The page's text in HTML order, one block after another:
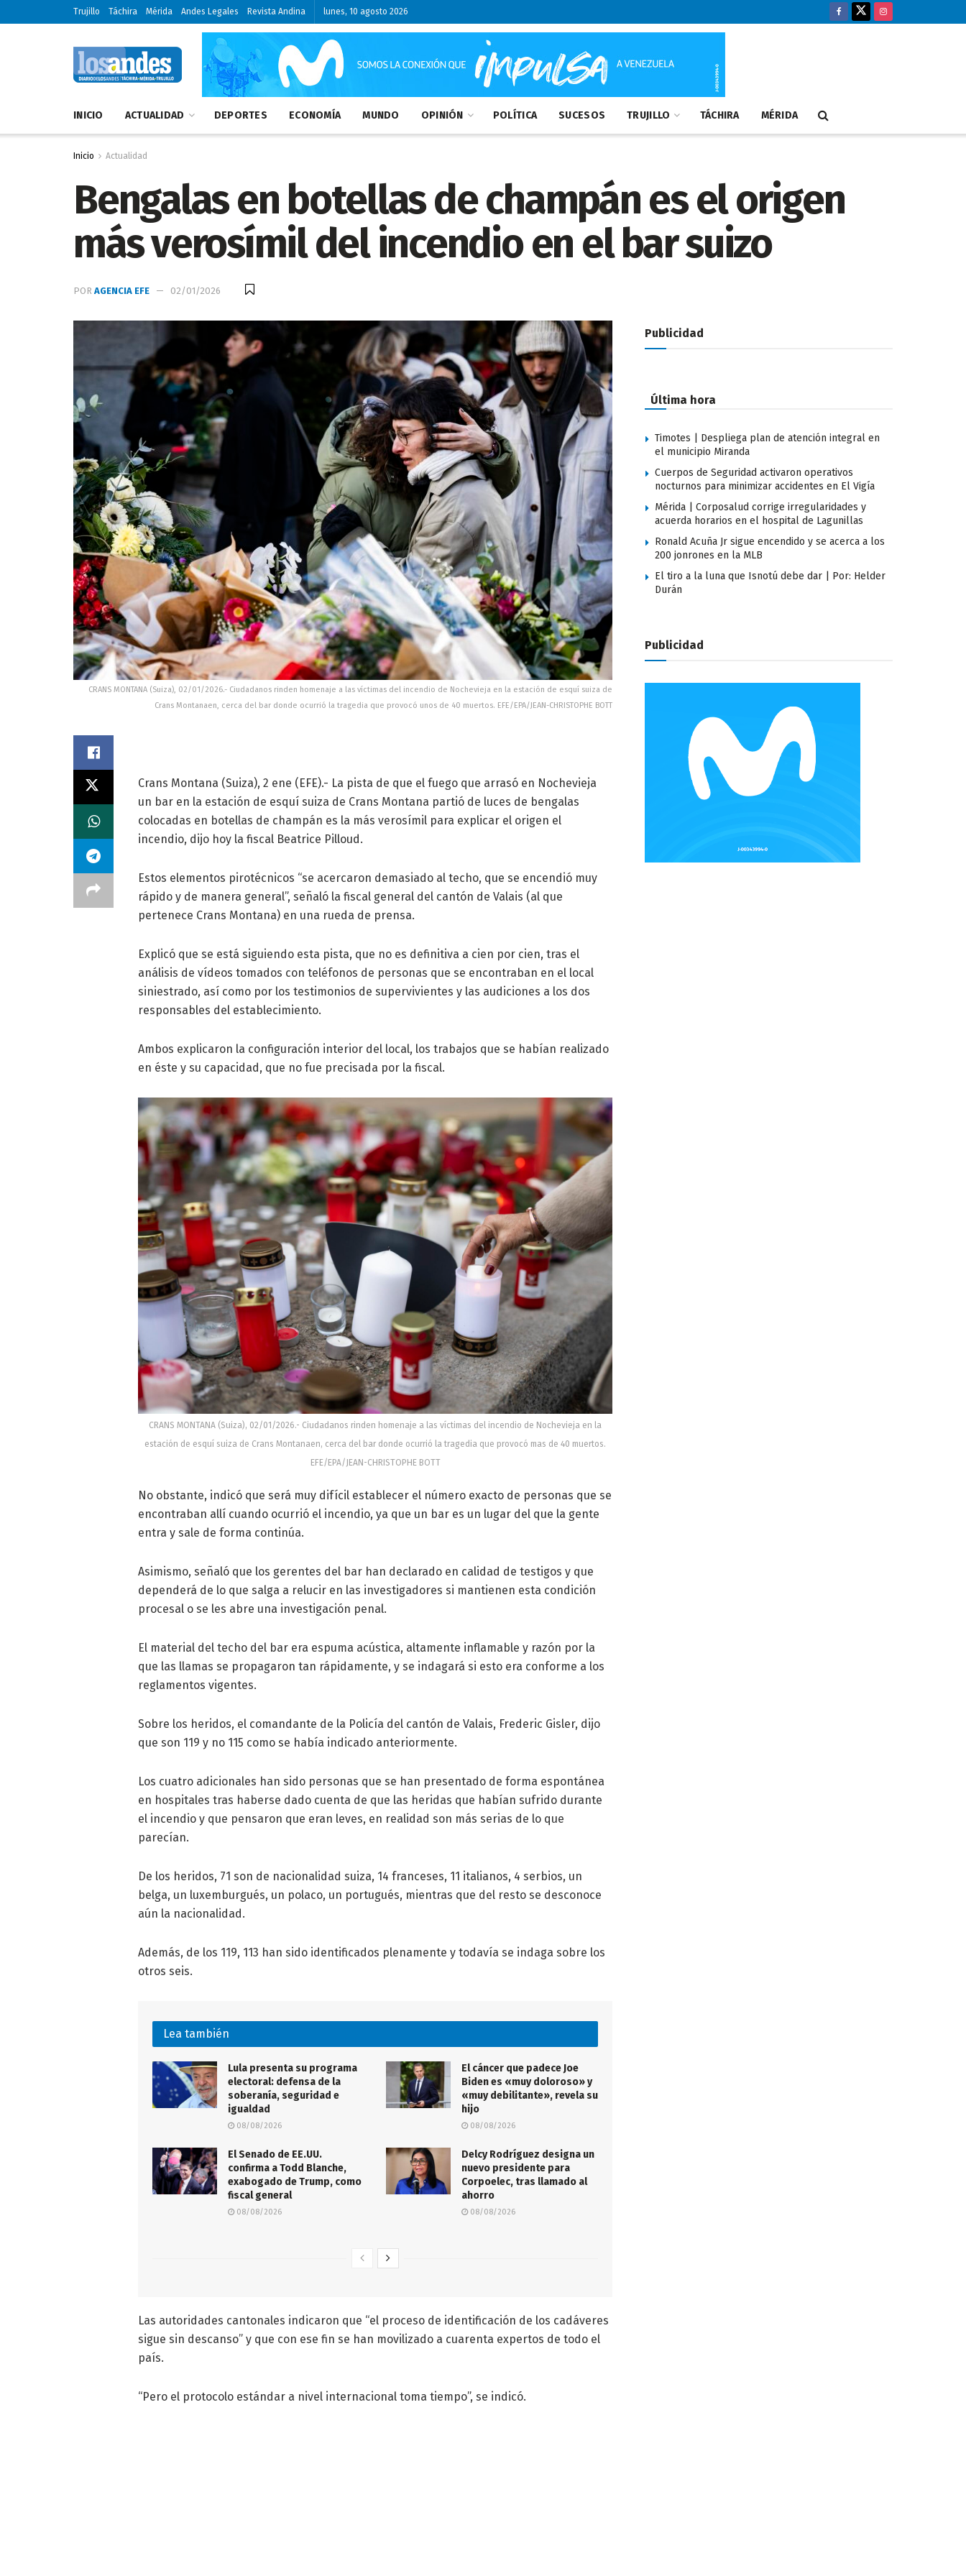
Trujillo Táchira Mérida Andes Legales Revista Andina lunes, 10 agosto 2026
INICIO ACTUALIDAD DEPORTES ECONOMÍA MUNDO OPINIÓN POLÍTICA SUCESOS TRUJILLO TÁCHIRA MÉRIDA
Inicio Actualidad
Bengalas en botellas de champán es el origen
más verosímil del incendio en el bar suizo
POR AGENCIA EFE 02/01/2026
CRANS MONTANA (Suiza), 02/01/2026.- Ciudadanos rinden homenaje a las víctimas del incendio de Nochevieja en la estación de esquí suiza de
Crans Montanaen, cerca del bar donde ocurrió la tragedia que provocó unos de 40 muertos. EFE/EPA/JEAN-CHRISTOPHE BOTT
Crans Montana (Suiza), 2 ene (EFE).- La pista de que el fuego que arrasó en Nochevieja
un bar en la estación de esquí suiza de Crans Montana partió de luces de bengalas
colocadas en botellas de champán es la más verosímil para explicar el origen el
incendio, dijo hoy la fiscal Beatrice Pilloud.
Estos elementos pirotécnicos “se acercaron demasiado al techo, que se encendió muy
rápido y de manera general”, señaló la fiscal general del cantón de Valais (al que
pertenece Crans Montana) en una rueda de prensa.
Explicó que se está siguiendo esta pista, que no es definitiva a cien por cien, tras el
análisis de vídeos tomados con teléfonos de personas que se encontraban en el local
siniestrado, así como por los testimonios de supervivientes y las audiciones a los dos
responsables del establecimiento.
Ambos explicaron la configuración interior del local, los trabajos que se habían realizado
en éste y su capacidad, que no fue precisada por la fiscal.
CRANS MONTANA (Suiza), 02/01/2026.- Ciudadanos rinden homenaje a las víctimas del incendio de Nochevieja en la
estación de esquí suiza de Crans Montanaen, cerca del bar donde ocurrió la tragedia que provocó mas de 40 muertos.
EFE/EPA/JEAN-CHRISTOPHE BOTT
No obstante, indicó que será muy difícil establecer el número exacto de personas que se
encontraban allí cuando ocurrió el incendio, ya que un bar es un lugar del que la gente
entra y sale de forma continúa.
Asimismo, señaló que los gerentes del bar han declarado en calidad de testigos y que
dependerá de lo que salga a relucir en las investigadores si mantienen esta condición
procesal o se les abre una investigación penal.
El material del techo del bar era espuma acústica, altamente inflamable y razón por la
que las llamas se propagaron tan rápidamente, y se indagará si esto era conforme a los
reglamentos vigentes.
Sobre los heridos, el comandante de la Policía del cantón de Valais, Frederic Gisler, dijo
que son 119 y no 115 como se había indicado anteriormente.
Los cuatro adicionales han sido personas que se han presentado de forma espontánea
en hospitales tras haberse dado cuenta de que las heridas que habían sufrido durante
el incendio y que pensaron que eran leves, en realidad son más serias de lo que
parecían.
De los heridos, 71 son de nacionalidad suiza, 14 franceses, 11 italianos, 4 serbios, un
belga, un luxemburgués, un polaco, un portugués, mientras que del resto se desconoce
aún la nacionalidad.
Además, de los 119, 113 han sido identificados plenamente y todavía se indaga sobre los
otros seis.
Lea también
Lula presenta su programa
electoral: defensa de la
soberanía, seguridad e
igualdad
08/08/2026
El cáncer que padece Joe
Biden es «muy doloroso» y
«muy debilitante», revela su
hijo
08/08/2026
El Senado de EE.UU.
confirma a Todd Blanche,
exabogado de Trump, como
fiscal general
08/08/2026
Delcy Rodríguez designa un
nuevo presidente para
Corpoelec, tras llamado al
ahorro
08/08/2026
Las autoridades cantonales indicaron que “el proceso de identificación de los cadáveres
sigue sin descanso” y que con ese fin se han movilizado a cuarenta expertos de todo el
país.
“Pero el protocolo estándar a nivel internacional toma tiempo”, se indicó.
Publicidad
Última hora
Timotes | Despliega plan de atención integral en
el municipio Miranda
Cuerpos de Seguridad activaron operativos
nocturnos para minimizar accidentes en El Vigía
Mérida | Corposalud corrige irregularidades y
acuerda horarios en el hospital de Lagunillas
Ronald Acuña Jr sigue encendido y se acerca a los
200 jonrones en la MLB
El tiro a la luna que Isnotú debe dar | Por: Helder
Durán
Publicidad